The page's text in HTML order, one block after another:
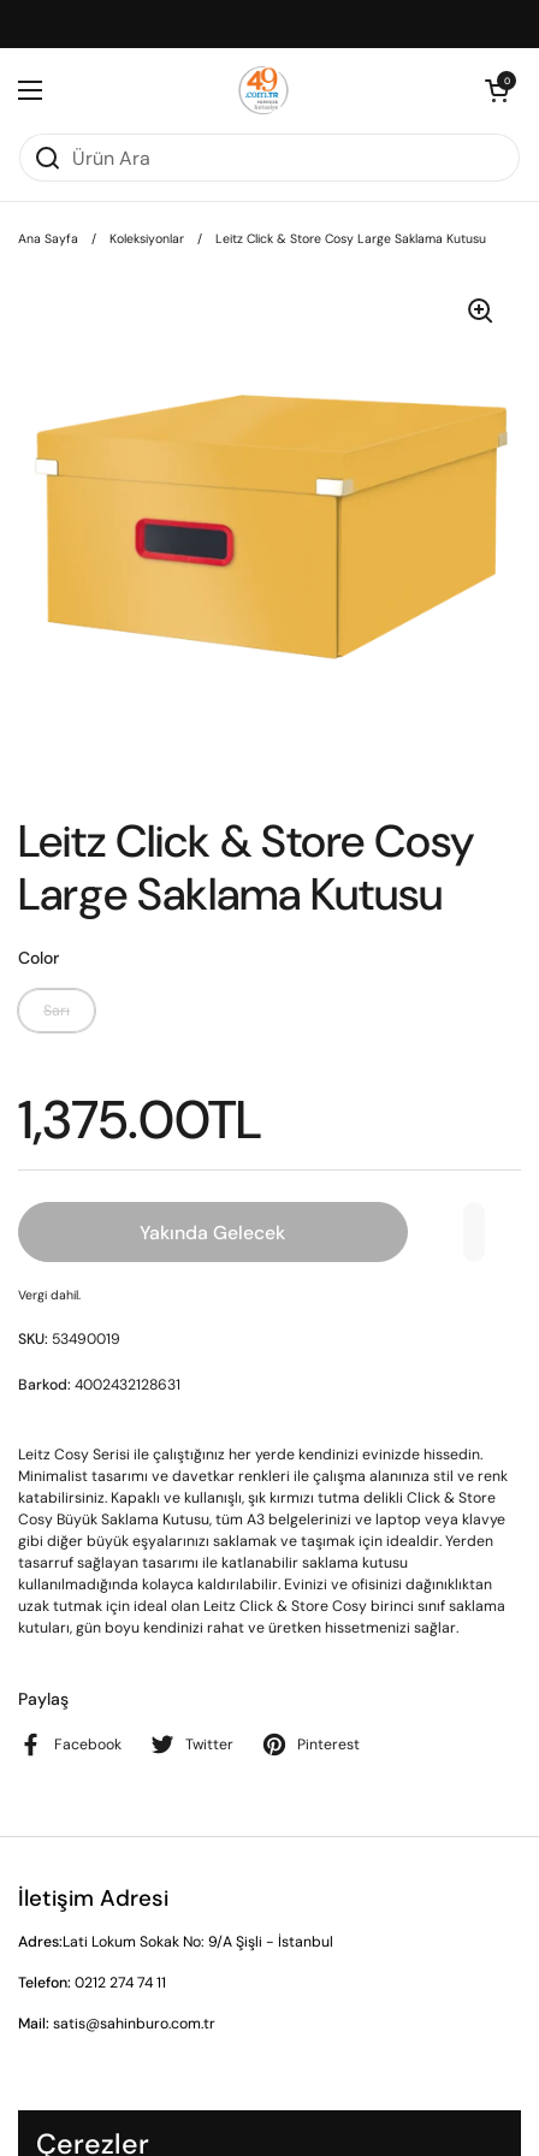
Menüyü aç
Sepeti aç
0
Ana Sayfa / Koleksiyonlar / Leitz Click & Store Cosy Large Saklama Kutusu
Leitz Click & Store Cosy
Large Saklama Kutusu
Color
Sarı
1,375.00TL
Yakında Gelecek
Vergi dahil.
SKU: 53490019
Barkod: 4002432128631
Leitz Cosy Serisi ile çalıştığınız her yerde kendinizi evinizde hissedin.
Minimalist tasarımı ve davetkar renkleri ile çalışma alanınıza stil ve renk
katabilirsiniz. Kapaklı ve kullanışlı, şık kırmızı tutma delikli Click & Store
Cosy Büyük Saklama Kutusu, tüm A3 belgelerinizi ve laptop veya klavye
gibi diğer büyük eşyalarınızı saklamak ve taşımak için idealdir. Yerden
tasarruf sağlayan tasarımı ile katlanabilir saklama kutusu
kullanılmadığında kolayca kaldırılabilir. Evinizi ve ofisinizi dağınıklıktan
uzak tutmak için ideal olan Leitz Click & Store Cosy birinci sınıf saklama
kutuları, gün boyu kendinizi rahat ve üretken hissetmenizi sağlar.
Paylaş
Facebook Twitter Pinterest
İletişim Adresi
Adres:Lati Lokum Sokak No: 9/A Şişli - İstanbul
Telefon: 0212 274 74 11
Mail: satis@sahinburo.com.tr
İade ve İptal Prosedürü
Çerezler